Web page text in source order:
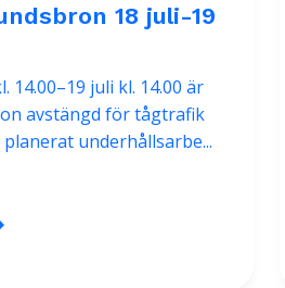
18 juli-19
14.00–19 juli kl. 14.00 är
avstängd för tågtrafik
underhållsarbe...